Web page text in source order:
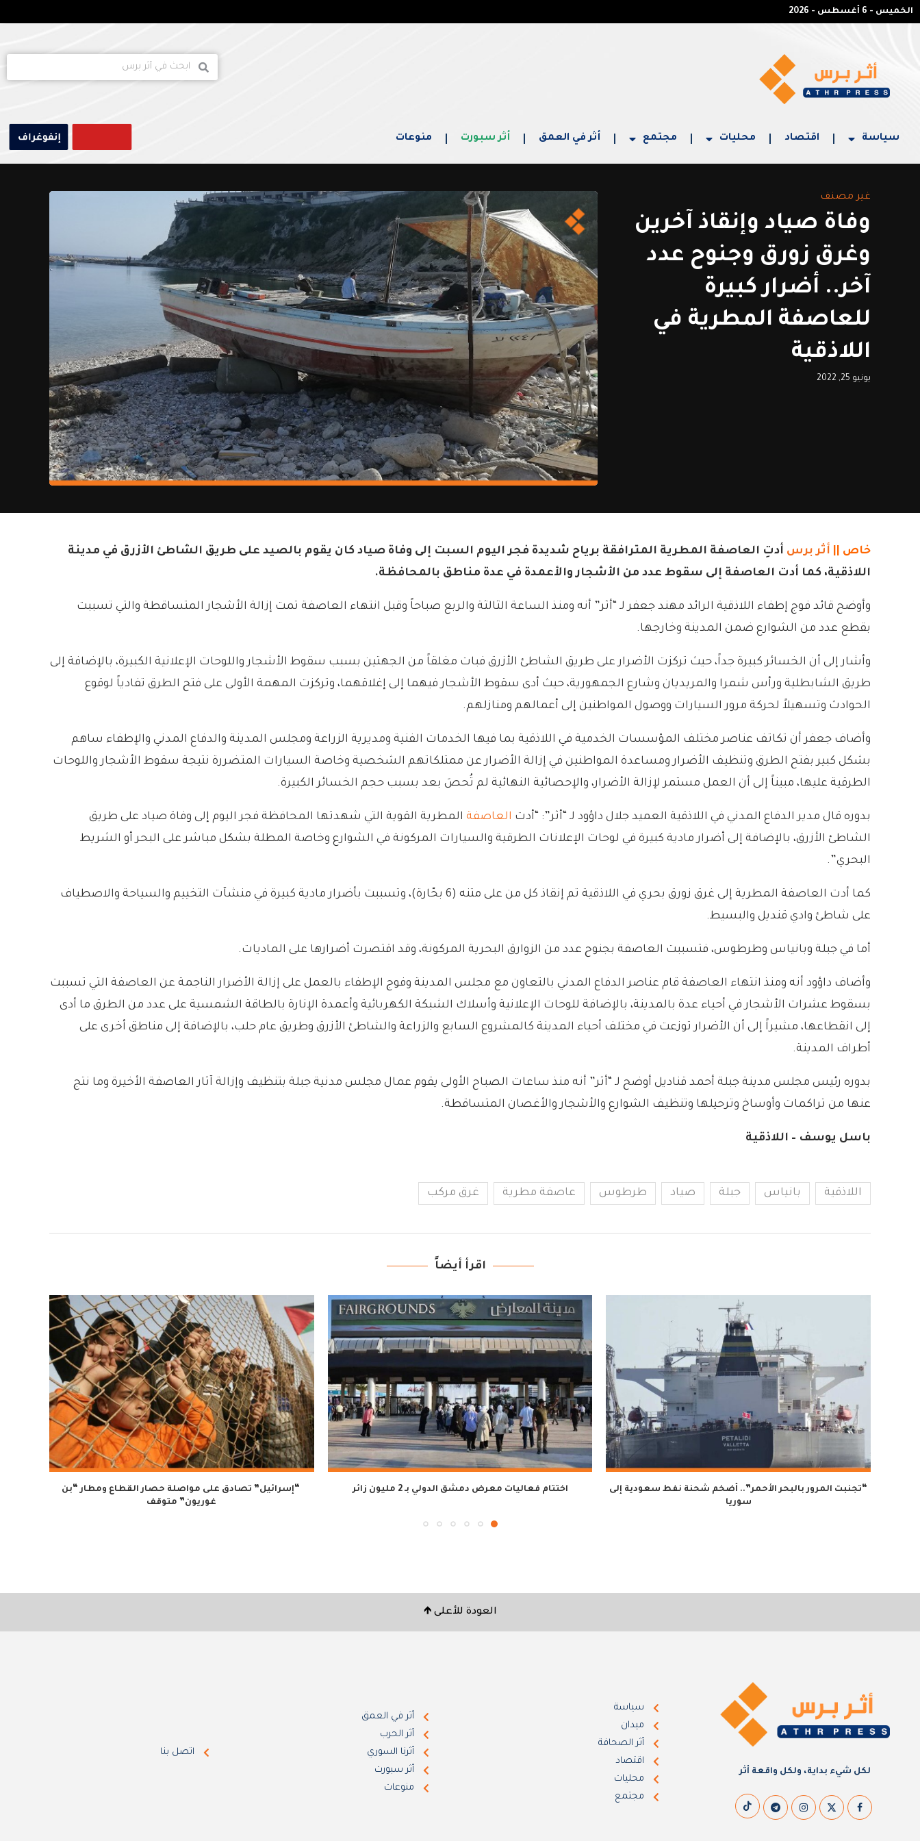
الخميس - 6 أغسطس - 2026
سياسة اقتصاد محليات مجتمع أثر في العمق أثر سبورت منوعات
غير مصنف
وفاة صياد وإنقاذ آخرين
وغرق زورق وجنوح عدد
آخر.. أضرار كبيرة
للعاصفة المطرية في
اللاذقية
يونيو 25, 2022
خاص || أثر برس أدتِ العاصفة المطرية المترافقة برياح شديدة فجر اليوم السبت إلى وفاة صياد كان يقوم بالصيد على طريق الشاطئ الأزرق في مدينة
اللاذقية، كما أدت العاصفة إلى سقوط عدد من الأشجار والأعمدة في عدة مناطق بالمحافظة.
وأوضح قائد فوج إطفاء اللاذقية الرائد مهند جعفر لـ “أثر” أنه ومنذ الساعة الثالثة والربع صباحاً وقبل انتهاء العاصفة تمت إزالة الأشجار المتساقطة والتي تسببت
بقطع عدد من الشوارع ضمن المدينة وخارجها.
وأشار إلى أن الخسائر كبيرة جداً، حيث تركزت الأضرار على طريق الشاطئ الأزرق فبات مغلقاً من الجهتين بسبب سقوط الأشجار واللوحات الإعلانية الكبيرة، بالإضافة إلى
طريق الشابطلية ورأس شمرا والمريديان وشارع الجمهورية، حيث أدى سقوط الأشجار فيهما إلى إغلاقهما، وتركزت المهمة الأولى على فتح الطرق تفادياً لوقوع
الحوادث وتسهيلاً لحركة مرور السيارات ووصول المواطنين إلى أعمالهم ومنازلهم.
وأضاف جعفر أن تكاتف عناصر مختلف المؤسسات الخدمية في اللاذقية بما فيها الخدمات الفنية ومديرية الزراعة ومجلس المدينة والدفاع المدني والإطفاء ساهم
بشكل كبير بفتح الطرق وتنظيف الأضرار ومساعدة المواطنين في إزالة الأضرار عن ممتلكاتهم الشخصية وخاصة السيارات المتضررة نتيجة سقوط الأشجار واللوحات
الطرقية عليها، مبيناً إلى أن العمل مستمر لإزالة الأضرار، والإحصائية النهائية لم تُحصَ بعد بسبب حجم الخسائر الكبيرة.
بدوره قال مدير الدفاع المدني في اللاذقية العميد جلال داؤود لـ “أثر”: “أدت العاصفة المطرية القوية التي شهدتها المحافظة فجر اليوم إلى وفاة صياد على طريق
الشاطئ الأزرق، بالإضافة إلى أضرار مادية كبيرة في لوحات الإعلانات الطرقية والسيارات المركونة في الشوارع وخاصة المطلة بشكل مباشر على البحر أو الشريط
البحري”.
كما أدت العاصفة المطرية إلى غرق زورق بحري في اللاذقية تم إنقاذ كل من على متنه (6 بحّارة)، وتسببت بأضرار مادية كبيرة في منشآت التخييم والسياحة والاصطياف
على شاطئ وادي قنديل والبسيط.
أما في جبلة وبانياس وطرطوس، فتسببت العاصفة بجنوح عدد من الزوارق البحرية المركونة، وقد اقتصرت أضرارها على الماديات.
وأضاف داؤود أنه ومنذ انتهاء العاصفة قام عناصر الدفاع المدني بالتعاون مع مجلس المدينة وفوج الإطفاء بالعمل على إزالة الأضرار الناجمة عن العاصفة التي تسببت
بسقوط عشرات الأشجار في أحياء عدة بالمدينة، بالإضافة للوحات الإعلانية وأسلاك الشبكة الكهربائية وأعمدة الإنارة بالطاقة الشمسية على عدد من الطرق ما أدى
إلى انقطاعها، مشيراً إلى أن الأضرار توزعت في مختلف أحياء المدينة كالمشروع السابع والزراعة والشاطئ الأزرق وطريق عام حلب، بالإضافة إلى مناطق أخرى على
أطراف المدينة.
بدوره رئيس مجلس مدينة جبلة أحمد قناديل أوضح لـ “أثر” أنه منذ ساعات الصباح الأولى يقوم عمال مجلس مدنية جبلة بتنظيف وإزالة آثار العاصفة الأخيرة وما نتج
عنها من تراكمات وأوساخ وترحيلها وتنظيف الشوارع والأشجار والأغصان المتساقطة.
باسل يوسف – اللاذقية
اللاذقية بانياس جبلة صياد طرطوس عاصفة مطرية غرق مركب
اقرأ أيضاً
“تجنبت المرور بالبحر الأحمر”.. أضخم شحنة نفط سعودية إلى
سوريا
اختتام فعاليات معرض دمشق الدولي بـ 2 مليون زائر
“إسرائيل” تصادق على مواصلة حصار القطاع ومطار “بن
غوريون” متوقف
العودة للأعلى 🡹
لكل شيء بداية، ولكل واقعة أثر
سياسة
ميدان
أثر الصحافة
اقتصاد
محليات
مجتمع
أثر في العمق
أثر الحرب
أثرنا السوري
أثر سبورت
منوعات
اتصل بنا